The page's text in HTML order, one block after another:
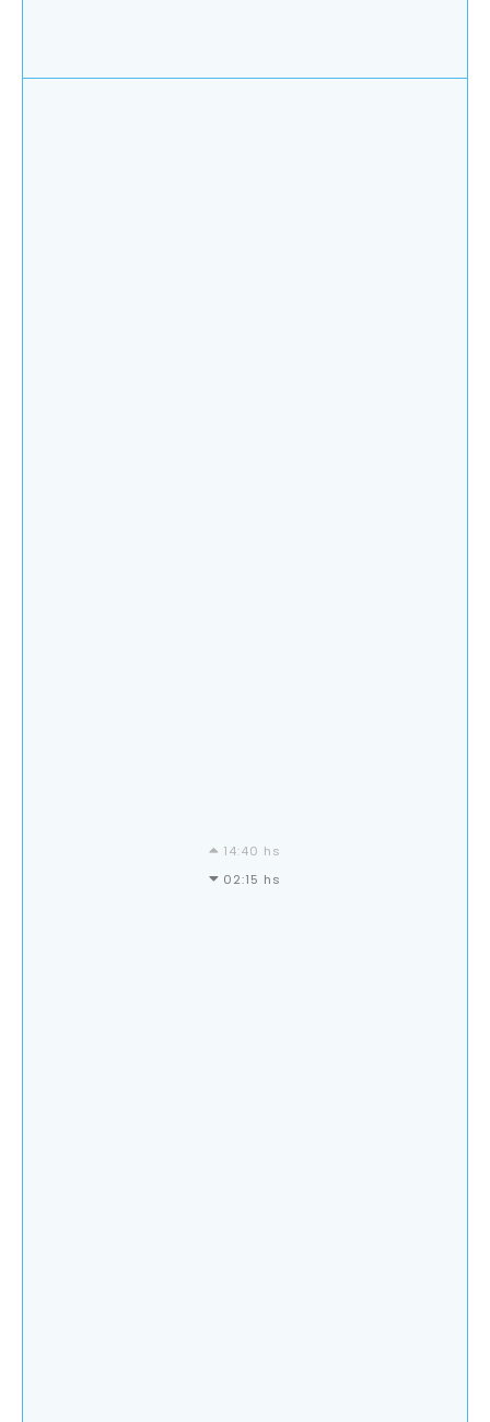
14:40 hs
02:15 hs